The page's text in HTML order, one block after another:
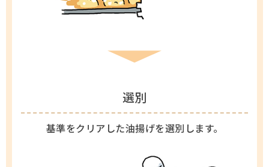
選別
基準をクリアした油揚げを選別します。